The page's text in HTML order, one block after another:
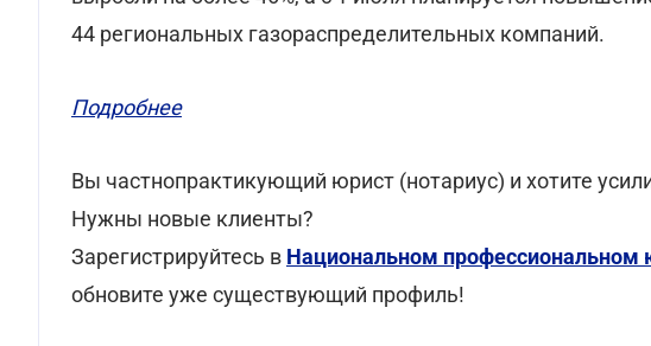
44 региональных газораспределительных компаний.
Подробнее
Вы частнопрактикующий юрист (нотариус) и хотите
Нужны новые клиенты?
Зарегистрируйтесь в Национальном профессиональном
обновите уже существующий профиль!